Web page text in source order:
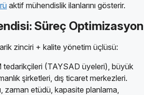
aktif mühendislik ilanlarını gösterir.
Süreç Optimizasyon
zinciri + kalite yönetim üçlüsü:
tedarikçileri (TAYSAD üyeleri), büyük
şirketleri, dış ticaret merkezleri.
zaman etüdü, kapasite planlama,